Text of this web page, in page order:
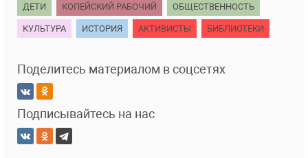
ДЕТИ КОПЕЙСКИЙ РАБОЧИЙ ОБЩЕСТВЕННОСТЬ
КУЛЬТУРА ИСТОРИЯ АКТИВИСТЫ БИБЛИОТЕКИ
Поделитесь материалом в соцсетях
Подписывайтесь на нас